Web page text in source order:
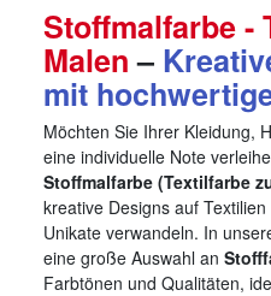
Stoffmalfarbe -
Malen–
mit
Möchten Sie Ihrer Kleidung,
eine individuelle Note
Stoffmalfarbe (Textilfarbe
kreative Designs auf
Unikate verwandeln. In
eine große Auswahl an
Farbtönen und Qualitäten,